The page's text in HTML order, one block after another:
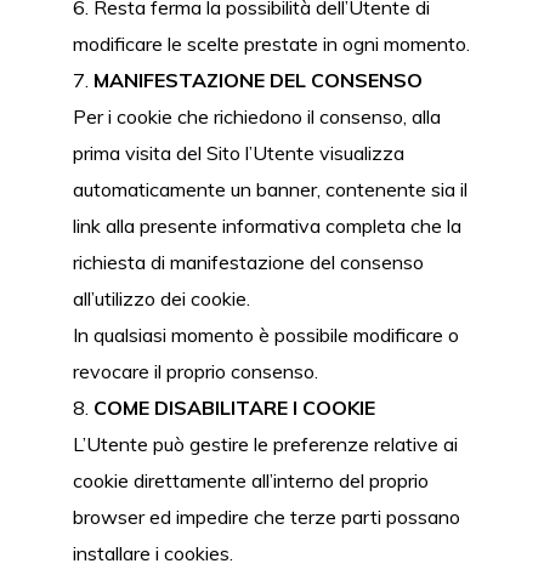
Resta ferma la possibilità dell’Utente di
modificare le scelte prestate in ogni momento.
MANIFESTAZIONE DEL CONSENSO
Per i cookie che richiedono il consenso, alla
prima visita del Sito l’Utente visualizza
automaticamente un banner, contenente sia il
link alla presente informativa completa che la
richiesta di manifestazione del consenso
all’utilizzo dei cookie.
In qualsiasi momento è possibile modificare o
revocare il proprio consenso.
COME DISABILITARE I COOKIE
L’Utente può gestire le preferenze relative ai
cookie direttamente all’interno del proprio
browser ed impedire che terze parti possano
installare i cookies.